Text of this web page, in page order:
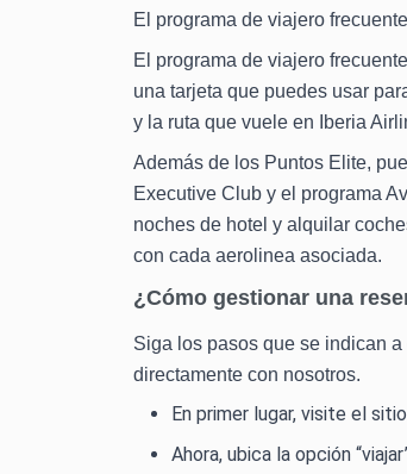
El programa de viajero
El programa de viajero
una tarjeta que puedes usar
y la ruta que vuele en Iberia
Además de los Puntos Elite,
Executive Club y el programa
noches de hotel y alquilar
con cada aerolinea asociada.
¿Cómo gestionar una
Siga los pasos que se indican
directamente con nosotros.
En primer lugar, visite el
Ahora, ubica la opción